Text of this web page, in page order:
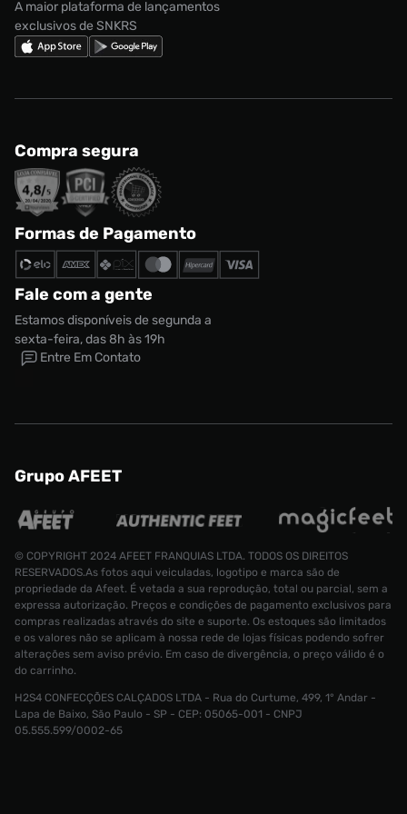
Camiseta
A maior plataforma de lançamentos
exclusivos de SNKRS
Compra segura
Formas de Pagamento
Fale com a gente
Estamos disponíveis de segunda a
sexta-feira, das 8h às 19h
Entre Em Contato
Grupo AFEET
© COPYRIGHT 2024 AFEET FRANQUIAS LTDA. TODOS OS DIREITOS
RESERVADOS.As fotos aqui veiculadas, logotipo e marca são de
propriedade da Afeet. É vetada a sua reprodução, total ou parcial, sem a
expressa autorização. Preços e condições de pagamento exclusivos para
compras realizadas através do site e suporte. Os estoques são limitados
e os valores não se aplicam à nossa rede de lojas físicas podendo sofrer
alterações sem aviso prévio. Em caso de divergência, o preço válido é o
do carrinho.
H2S4 CONFECÇÕES CALÇADOS LTDA - Rua do Curtume, 499, 1° Andar -
Lapa de Baixo, São Paulo - SP - CEP: 05065-001 - CNPJ
05.555.599/0002-65